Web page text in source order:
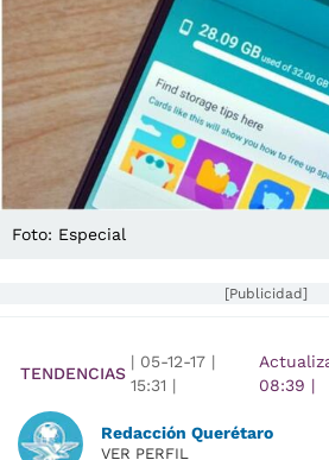
Foto: Especial
[Publicidad]
TENDENCIAS
| 05-12-17 |
15:31 |
08:39 |
Redacción Querétaro
VER PERFIL